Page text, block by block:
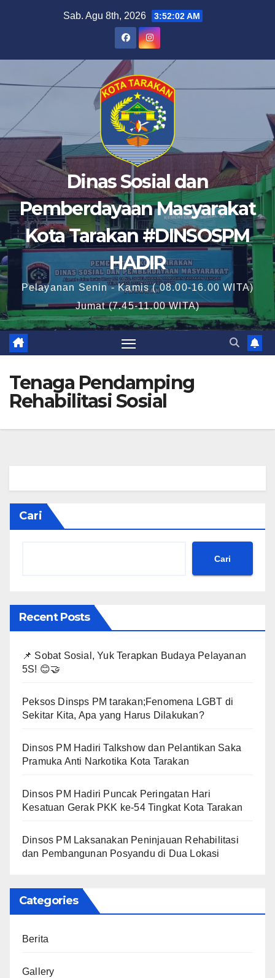
Sab. Agu 8th, 2026 3:52:02 AM
Dinas Sosial dan
Pemberdayaan Masyarakat
Kota Tarakan #DINSOSPM
HADIR
Pelayanan Senin - Kamis ( 08.00-16.00 WITA)
Jumat (7.45-11.00 WITA)
Tenaga Pendamping
Rehabilitasi Sosial
Cari
Cari
Recent Posts
📌 Sobat Sosial, Yuk Terapkan Budaya Pelayanan
5S! 😊🤝
Peksos Dinsps PM tarakan;Fenomena LGBT di
Sekitar Kita, Apa yang Harus Dilakukan?
Dinsos PM Hadiri Talkshow dan Pelantikan Saka
Pramuka Anti Narkotika Kota Tarakan
Dinsos PM Hadiri Puncak Peringatan Hari
Kesatuan Gerak PKK ke-54 Tingkat Kota Tarakan
Dinsos PM Laksanakan Peninjauan Rehabilitasi
dan Pembangunan Posyandu di Dua Lokasi
Categories
Berita
Gallery